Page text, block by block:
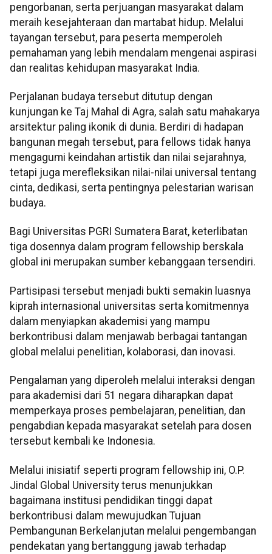
pengorbanan, serta perjuangan masyarakat dalam
meraih kesejahteraan dan martabat hidup. Melalui
tayangan tersebut, para peserta memperoleh
pemahaman yang lebih mendalam mengenai aspirasi
dan realitas kehidupan masyarakat India.
Perjalanan budaya tersebut ditutup dengan
kunjungan ke Taj Mahal di Agra, salah satu mahakarya
arsitektur paling ikonik di dunia. Berdiri di hadapan
bangunan megah tersebut, para fellows tidak hanya
mengagumi keindahan artistik dan nilai sejarahnya,
tetapi juga merefleksikan nilai-nilai universal tentang
cinta, dedikasi, serta pentingnya pelestarian warisan
budaya.
Bagi Universitas PGRI Sumatera Barat, keterlibatan
tiga dosennya dalam program fellowship berskala
global ini merupakan sumber kebanggaan tersendiri.
Partisipasi tersebut menjadi bukti semakin luasnya
kiprah internasional universitas serta komitmennya
dalam menyiapkan akademisi yang mampu
berkontribusi dalam menjawab berbagai tantangan
global melalui penelitian, kolaborasi, dan inovasi.
Pengalaman yang diperoleh melalui interaksi dengan
para akademisi dari 51 negara diharapkan dapat
memperkaya proses pembelajaran, penelitian, dan
pengabdian kepada masyarakat setelah para dosen
tersebut kembali ke Indonesia.
Melalui inisiatif seperti program fellowship ini, O.P.
Jindal Global University terus menunjukkan
bagaimana institusi pendidikan tinggi dapat
berkontribusi dalam mewujudkan Tujuan
Pembangunan Berkelanjutan melalui pengembangan
pendekatan yang bertanggung jawab terhadap